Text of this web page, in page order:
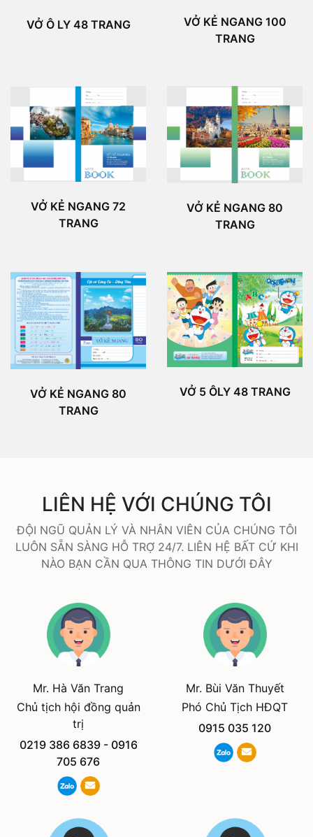
VỞ Ô LY 48 TRANG
VỞ KẺ NGANG 100
TRANG
VỞ KẺ NGANG 72
TRANG
VỞ KẺ NGANG 80
TRANG
VỞ KẺ NGANG 80
TRANG
VỞ 5 ÔLY 48 TRANG
LIÊN HỆ VỚI CHÚNG TÔI
ĐỘI NGŨ QUẢN LÝ VÀ NHÂN VIÊN CỦA CHÚNG TÔI
LUÔN SẴN SÀNG HỖ TRỢ 24/7. LIÊN HỆ BẤT CỨ KHI
NÀO BẠN CẦN QUA THÔNG TIN DƯỚI ĐÂY
Mr. Hà Văn Trang
Chủ tịch hội đồng quản
trị
0219 386 6839- 0916
705 676
Mr. Bùi Văn Thuyết
Phó Chủ Tịch HĐQT
0915 035 120